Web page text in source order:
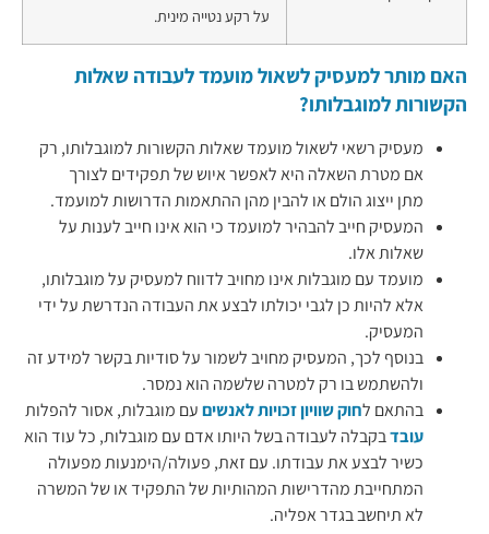
על רקע נטייה מינית.
האם מותר למעסיק לשאול מועמד לעבודה שאלות
הקשורות למוגבלותו?
מעסיק רשאי לשאול מועמד שאלות הקשורות למוגבלותו, רק
אם מטרת השאלה היא לאפשר איוש של תפקידים לצורך
מתן ייצוג הולם או להבין מהן ההתאמות הדרושות למועמד.
המעסיק חייב להבהיר למועמד כי הוא אינו חייב לענות על
שאלות אלו.
מועמד עם מוגבלות אינו מחויב לדווח למעסיק על מוגבלותו,
אלא להיות כן לגבי יכולתו לבצע את העבודה הנדרשת על ידי
המעסיק.
בנוסף לכך, המעסיק מחויב לשמור על סודיות בקשר למידע זה
ולהשתמש בו רק למטרה שלשמה הוא נמסר.
בהתאם ל חוק שוויון זכויות לאנשיםעם מוגבלות, אסור להפלות
עובדבקבלה לעבודה בשל היותו אדם עם מוגבלות, כל עוד הוא
כשיר לבצע את עבודתו. עם זאת, פעולה/הימנעות מפעולה
המתחייבת מהדרישות המהותיות של התפקיד או של המשרה
לא תיחשב בגדר אפליה.